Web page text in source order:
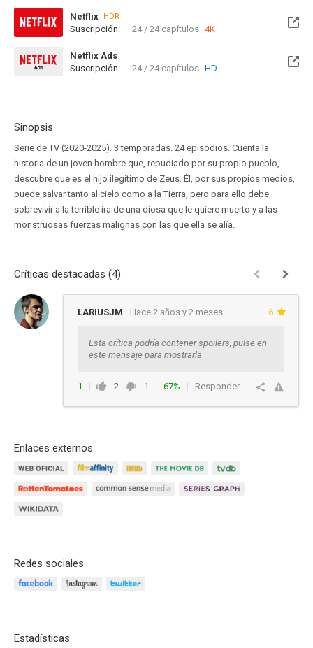
Netflix HDR
Suscripción: 24 / 24 capítulos 4K
Netflix Ads
Suscripción:
24 / 24 capítulos HD
Sinopsis
Serie de TV (2020-2025). 3 temporadas. 24 episodios. Cuenta la
historia de un joven hombre que, repudiado por su propio pueblo,
descubre que es el hijo ilegítimo de Zeus. Él, por sus propios medios,
puede salvar tanto al cielo como a la Tierra, pero para ello debe
sobrevivir a la terrible ira de una diosa que le quiere muerto y a las
monstruosas fuerzas malignas con las que ella se alía.
Críticas destacadas (4)
LARIUSJM Hace 2 años y 2 meses 6
Esta crítica podría contener spoilers, pulse en
este mensaje para mostrarla
1 2 1 67% Responder
Enlaces externos
Redes sociales
Estadísticas